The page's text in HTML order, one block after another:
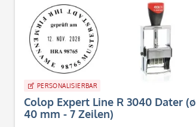
PERSONALISIERBAR
Colop Expert Line R 3040 Dater (ø
40 mm - 7 Zeilen)